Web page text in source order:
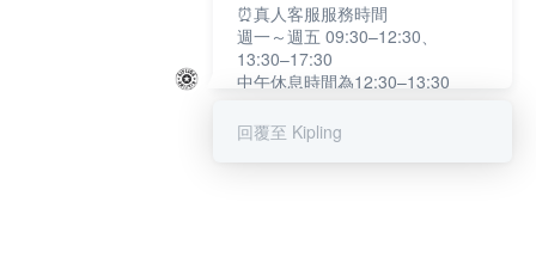
⏰真人客服服務時間
週一～週五 09:30–12:30、
13:30–17:30
中午休息時間為12:30–13:30
提醒您：系統會自動已讀訊息，如
回覆至 Kipling